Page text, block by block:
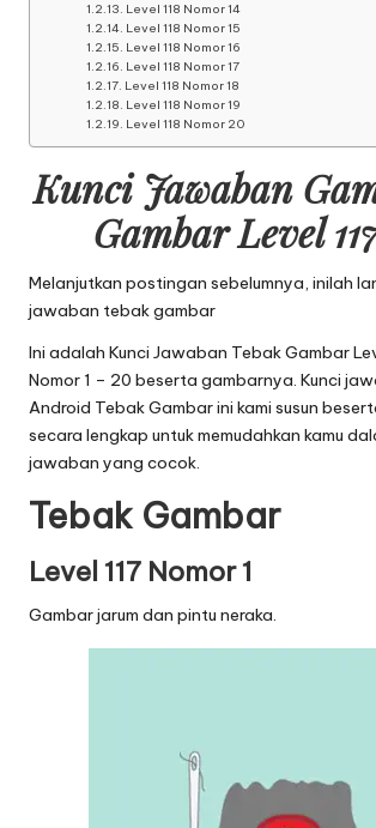
Level 118 Nomor 14
Level 118 Nomor 15
Level 118 Nomor 16
Level 118 Nomor 17
Level 118 Nomor 18
Level 118 Nomor 19
Level 118 Nomor 20
Kunci Jawaban
Gambar Level
Melanjutkan postingan sebelumnya, inilah
jawaban tebak gambar
Ini adalah Kunci Jawaban Tebak Gambar
Nomor 1 – 20 beserta gambarnya. Kunci
Android Tebak Gambar ini kami susun
secara lengkap untuk memudahkan kamu
jawaban yang cocok.
Tebak Gambar
Level 117 Nomor 1
Gambar jarum dan pintu neraka.